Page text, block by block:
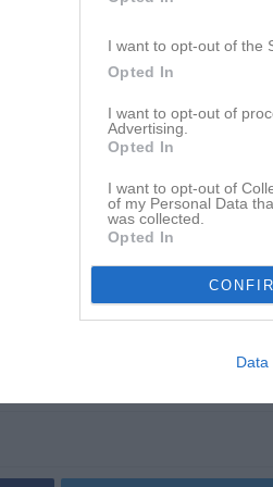
I want to opt-out of the
Opted In
I want to opt-out of
Advertising.
Opted In
I want to opt-out of
of my Personal Data
was collected.
Opted In
Data
rätt många bra avslutsläegn. Speciellt
över. Läget kommer efter ett fint
I 63 minuten har jag mer eller
när Keko ska slå in bollen från nära
med Ariels målvakt. I stället för tre
tar ett stort ansvar och hjälper
mycket folk men det händer inte
kontringslägen som vi inte utnyttjar.
till Anton som nickar ner till Martin
Målvakten hinner inte få upp
på en boll utanför straffområdet
Nimrod. Förarbetet står Eddie för
förlänger till Nimrod som kyligt